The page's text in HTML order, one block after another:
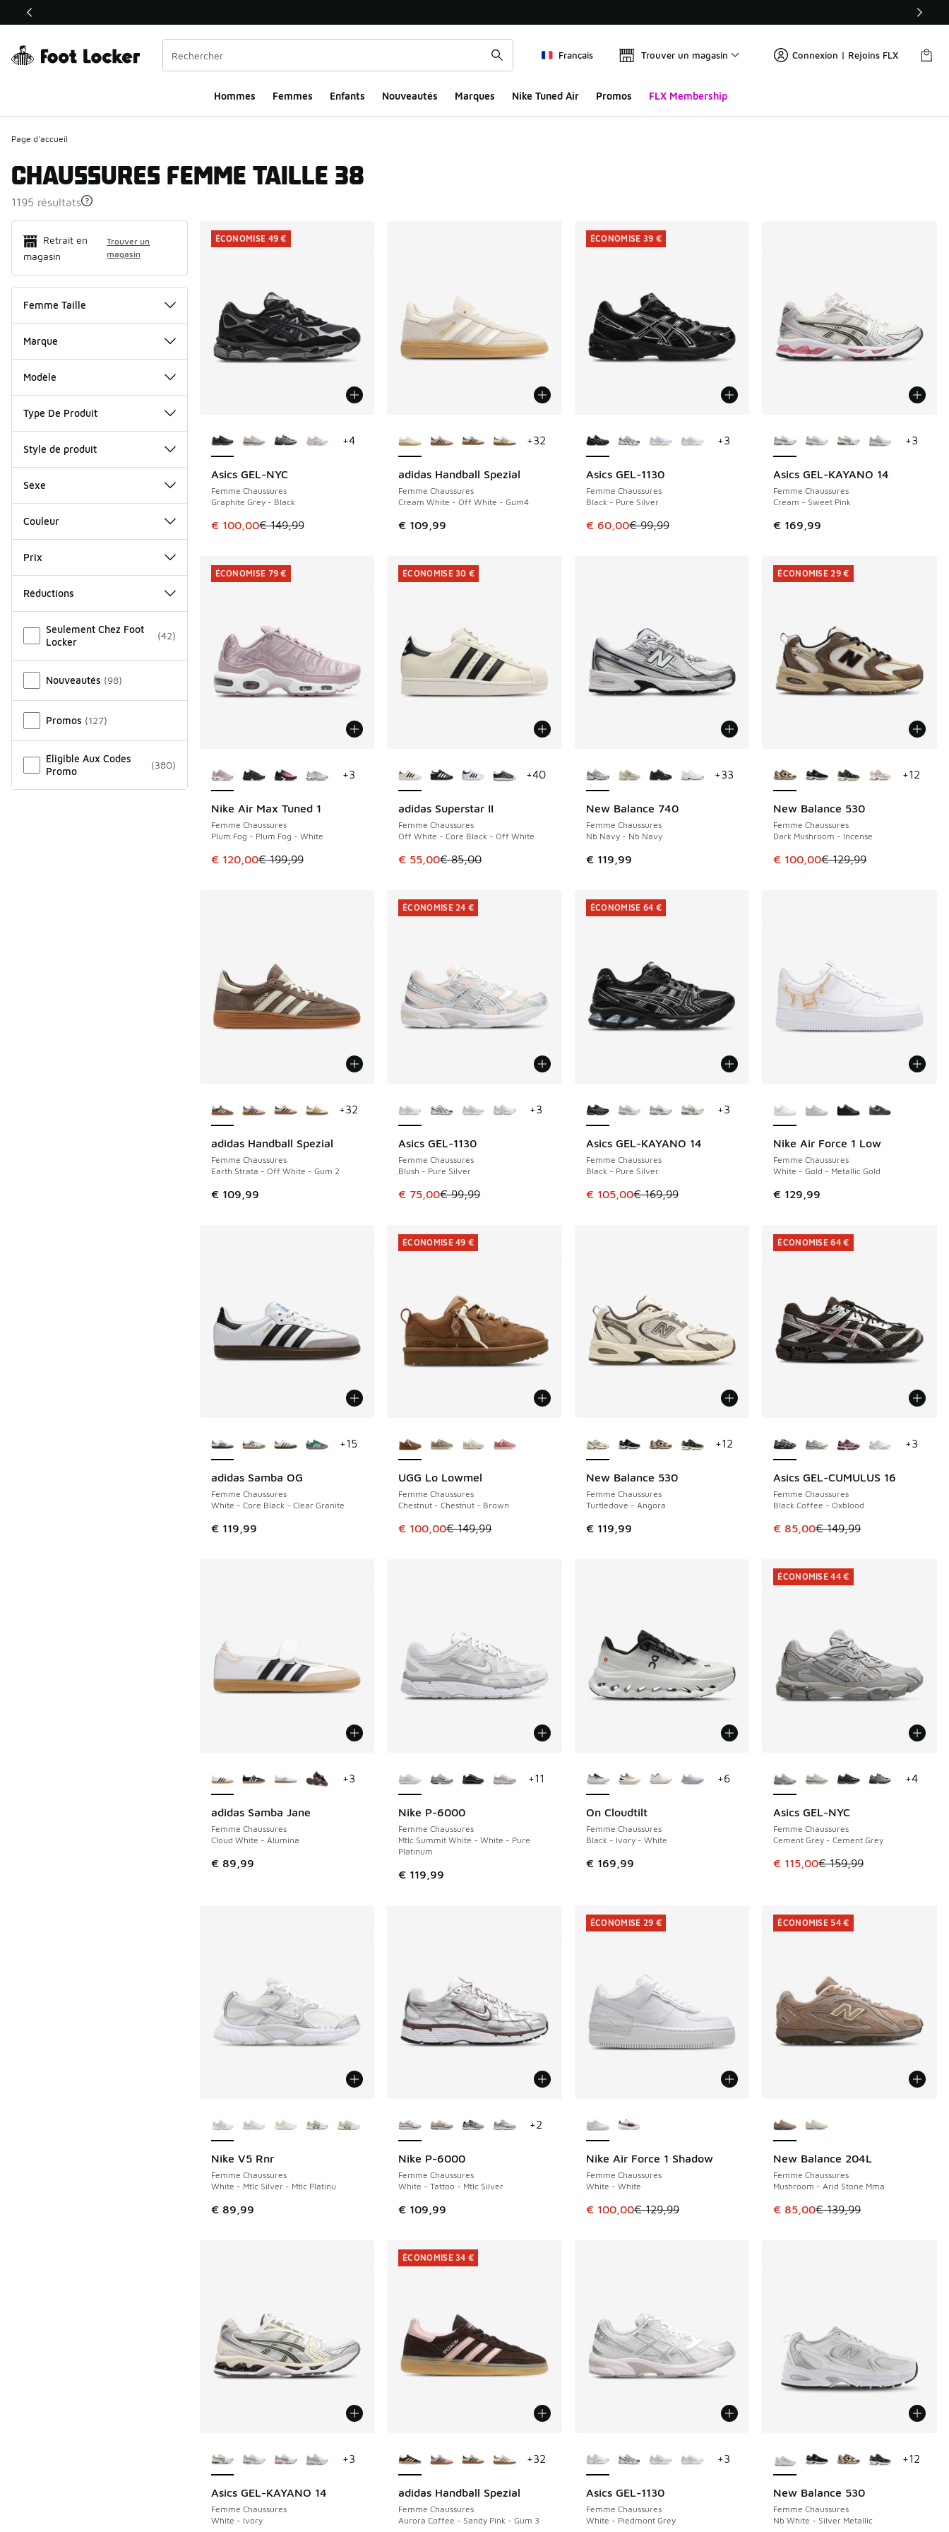
Ce lien ouvrira une nouvelle fenêtre
Français Trouver un magasin Connexion | Rejoins FLX
Hommes​ Femmes Enfants Nouveautés Marques Nike Tuned Air Promos FLX Membership
Page d'accueil
CHAUSSURES FEMME TAILLE 38
1195 résultats
Retrait en
magasin
Trouver un
magasin
Femme Taille
Marque
Modèle
Type De Produit
Style de produit
Sexe
Couleur
Prix
Réductions
Seulement Chez Foot
Locker
(42)
Nouveautés (98)
Promos (127)
Éligible Aux Codes
Promo
(380)
Search Results
Asics GEL-NYC
Femme Chaussures
Graphite Grey - Black
Cet article est en promotion. Prix en baisse de € 149,99 à € 100,00
€ 100,00€ 149,99
ÉCONOMISE 49 €
+4
ÉCONOMISE 49 €
adidas Handball Spezial
Femme Chaussures
Cream White - Off White - Gum4
€ 109,99
+32
Asics GEL-1130
Femme Chaussures
Black - Pure Silver
Cet article est en promotion. Prix en baisse de € 99,99 à € 60,00
€ 60,00€ 99,99
ÉCONOMISE 39 €
+3
ÉCONOMISE 39 €
Asics GEL-KAYANO 14
Femme Chaussures
Cream - Sweet Pink
€ 169,99
+3
Nike Air Max Tuned 1
Femme Chaussures
Plum Fog - Plum Fog - White
Cet article est en promotion. Prix en baisse de € 199,99 à € 120,00
€ 120,00€ 199,99
ÉCONOMISE 79 €
+3
ÉCONOMISE 79 €
adidas Superstar II
Femme Chaussures
Off White - Core Black - Off White
Cet article est en promotion. Prix en baisse de € 85,00 à € 55,00
€ 55,00€ 85,00
ÉCONOMISE 30 €
+40
ÉCONOMISE 30 €
New Balance 740
Femme Chaussures
Nb Navy - Nb Navy
€ 119,99
+33
New Balance 530
Femme Chaussures
Dark Mushroom - Incense
Cet article est en promotion.
€ 100,00€ 129,99
ÉCONOMISE 29 €
+12
ÉCONOMISE 29 €
adidas Handball Spezial
Femme Chaussures
Earth Strata - Off White - Gum 2
€ 109,99
+32
Asics GEL-1130
Femme Chaussures
Blush - Pure Silver
Cet article est en promotion. Prix en baisse de € 99,99 à € 75,00
€ 75,00€ 99,99
ÉCONOMISE 24 €
+3
ÉCONOMISE 24 €
Asics GEL-KAYANO 14
Femme Chaussures
Black - Pure Silver
Cet article est en promotion. Prix en baisse de € 169,99 à € 105,00
€ 105,00€ 169,99
ÉCONOMISE 64 €
+3
ÉCONOMISE 64 €
Nike Air Force 1 Low
Femme Chaussures
White - Gold - Metallic Gold
€ 129,99
adidas Samba OG
Femme Chaussures
White - Core Black - Clear Granite
€ 119,99
+15
UGG Lo Lowmel
Femme Chaussures
Chestnut - Chestnut - Brown
Cet article est en promotion. Prix en baisse de € 149,99 à € 100,00
€ 100,00€ 149,99
ÉCONOMISE 49 €
ÉCONOMISE 49 €
New Balance 530
Femme Chaussures
Turtledove - Angora
€ 119,99
+12
Asics GEL-CUMULUS 16
Femme Chaussures
Black Coffee - Oxblood
Cet article est en promotion.
€ 85,00€ 149,99
ÉCONOMISE 64 €
+3
ÉCONOMISE 64 €
adidas Samba Jane
Femme Chaussures
Cloud White - Alumina
€ 89,99
+3
Nike P-6000
Femme Chaussures
Mtlc Summit White - White - Pure
Platinum
€ 119,99
+11
On Cloudtilt
Femme Chaussures
Black - Ivory - White
€ 169,99
+6
Asics GEL-NYC
Femme Chaussures
Cement Grey - Cement Grey
Cet article est en promotion. Prix
€ 115,00€ 159,99
ÉCONOMISE 44 €
+4
ÉCONOMISE 44 €
Nike V5 Rnr
Femme Chaussures
White - Mtlc Silver - Mtlc Platinu
€ 89,99
Nike P-6000
Femme Chaussures
White - Tattoo - Mtlc Silver
€ 109,99
+2
Nike Air Force 1 Shadow
Femme Chaussures
White - White
Cet article est en promotion. Prix en baisse de € 129,99 à € 100,00
€ 100,00€ 129,99
ÉCONOMISE 29 €
ÉCONOMISE 29 €
New Balance 204L
Femme Chaussures
Mushroom - Arid Stone Mma
Cet article est en promotion.
€ 85,00€ 139,99
ÉCONOMISE 54 €
ÉCONOMISE 54 €
Asics GEL-KAYANO 14
Femme Chaussures
White - Ivory
+3
adidas Handball Spezial
Femme Chaussures
Aurora Coffee - Sandy Pink - Gum 3
ÉCONOMISE 34 €
+32
ÉCONOMISE 34 €
Asics GEL-1130
Femme Chaussures
White - Piedmont Grey
+3
New Balance 530
Femme Chaussures
Nb White - Silver Metallic
+12